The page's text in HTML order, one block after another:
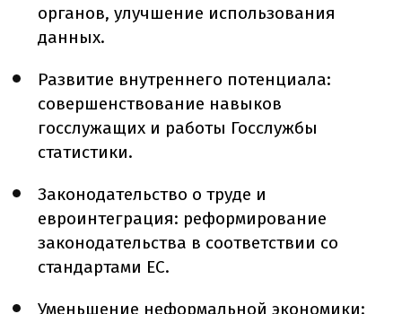
органов, улучшение использования
данных.
Развитие внутреннего потенциала:
совершенствование навыков
госслужащих и работы Госслужбы
статистики.
Законодательство о труде и
евроинтеграция: реформирование
законодательства в соответствии со
стандартами ЕС.
Уменьшение неформальной экономики: